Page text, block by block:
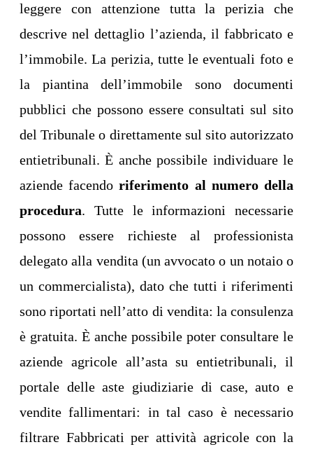
leggere con attenzione tutta la perizia che
descrive nel dettaglio l’azienda, il fabbricato e
l’immobile. La perizia, tutte le eventuali foto e
la piantina dell’immobile sono documenti
pubblici che possono essere consultati sul sito
del Tribunale o direttamente sul sito autorizzato
entietribunali. È anche possibile individuare le
aziende facendoriferimento al numero della
procedura. Tutte le informazioni necessarie
possono essere richieste al professionista
delegato alla vendita (un avvocato o un notaio o
un commercialista), dato che tutti i riferimenti
sono riportati nell’atto di vendita: la consulenza
è gratuita. È anche possibile poter consultare le
aziende agricole all’asta su entietribunali, il
portale delle aste giudiziarie di case, auto e
vendite fallimentari: in tal caso è necessario
filtrare Fabbricati per attività agricole con la